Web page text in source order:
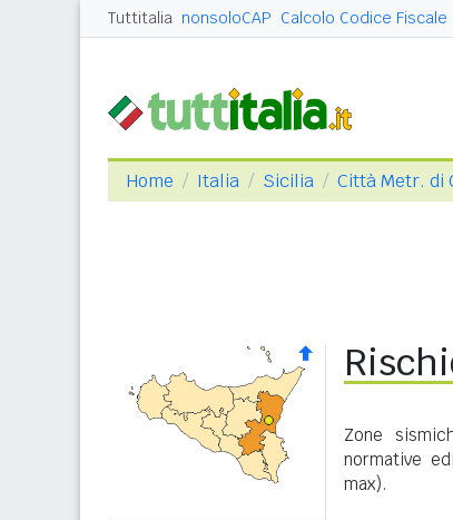
Tuttitalia nonsoloCAP Calcolo Codice Fiscale
Home Italia Sicilia Città Metr. di
Zone
normative
max).